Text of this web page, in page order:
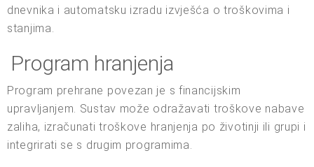
dnevnika i automatsku izradu izvješća o troškovima i
stanjima.
Program hranjenja
Program prehrane povezan je s financijskim
upravljanjem. Sustav može odražavati troškove nabave
zaliha, izračunati troškove hranjenja po životinji ili grupi i
integrirati se s drugim programima.